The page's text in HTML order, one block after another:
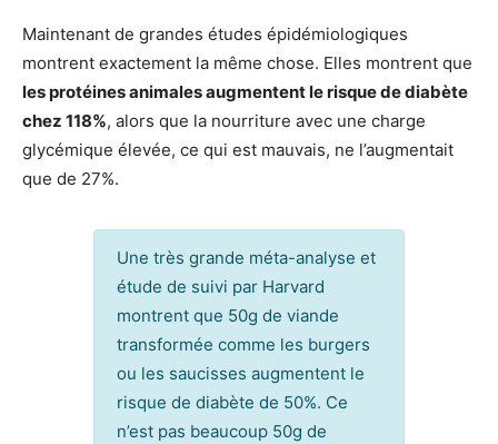
Maintenant de grandes études épidémiologiques
montrent exactement la même chose. Elles montrent que
les protéines animales augmentent le risque de diabète
chez 118%, alors que la nourriture avec une charge
glycémique élevée, ce qui est mauvais, ne l’augmentait
que de 27%.
Une très grande méta-analyse et
étude de suivi par Harvard
montrent que 50g de viande
transformée comme les burgers
ou les saucisses augmentent le
risque de diabète de 50%. Ce
n’est pas beaucoup 50g de